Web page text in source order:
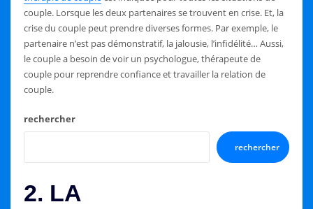
couple. Lorsque les deux partenaires se trouvent en crise. Et, la
crise du couple peut prendre diverses formes. Par exemple, le
partenaire n’est pas démonstratif, la jalousie, l’infidélité… Aussi,
le couple a besoin de voir un psychologue, thérapeute de
couple pour reprendre confiance et travailler la relation de
couple.
rechercher
rechercher
2. LA